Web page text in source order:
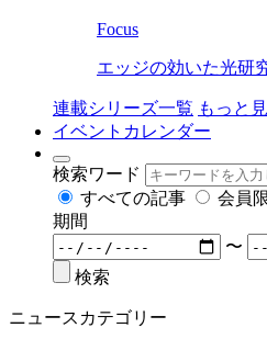
Focus
エッジの効いた光研
連載シリーズ一覧 もっと
イベントカレンダー
検索ワード
すべての記事
会員
期間
〜
検索
ニュースカテゴリー